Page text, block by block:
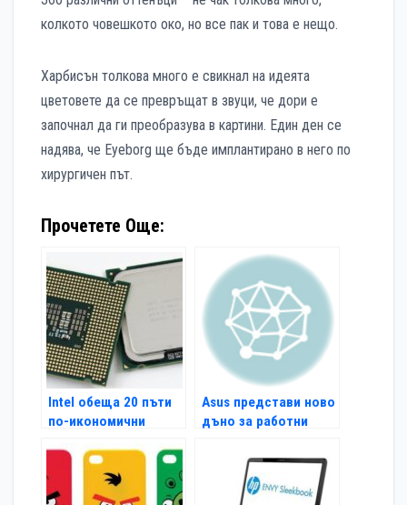
колкото човешкото око, но все пак и това е нещо.
Харбисън толкова много е свикнал на идеята
цветовете да се превръщат в звуци, че дори е
започнал да ги преобразува в картини. Един ден се
надява, че Eyeborg ще бъде имплантирано в него по
хирургичен път.
Прочетете Още:
Intel обеща 20 пъти
по-икономични
2013-а
Asus представи ново
дъно за работни